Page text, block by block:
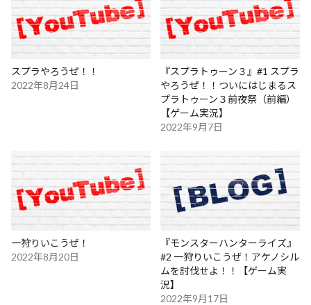
スプラやろうぜ！！
2022年8月24日
『スプラトゥーン３』#1 スプラ
やろうぜ！！ついにはじまるス
プラトゥーン３前夜祭（前編）
【ゲーム実況】
2022年9月7日
一狩りいこうぜ！
2022年8月20日
『モンスターハンターライズ』
#2 一狩りいこうぜ！アケノシル
ムを討伐せよ！！【ゲーム実
況】
2022年9月17日